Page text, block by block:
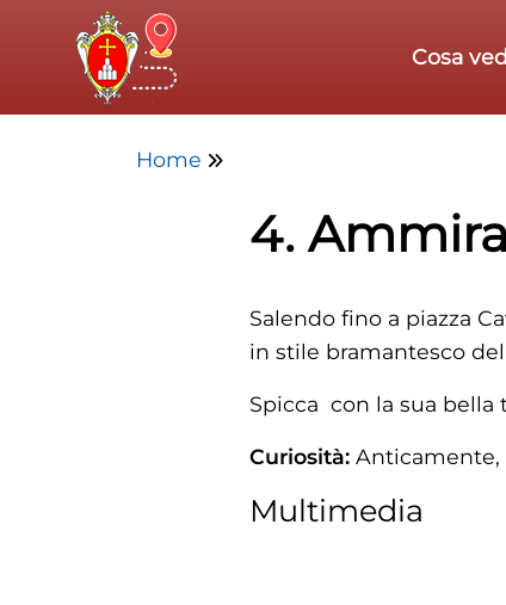
Skip to main content
Cosa
Home
4.
Salendo fino a piazza
in stile bramantesco del
Spicca con la sua bella
Curiosità: Anticamente,
Multimedia